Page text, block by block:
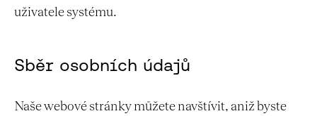
uživatele systému.
Sběr osobních údajů
Naše webové stránky můžete navštívit, aniž byste